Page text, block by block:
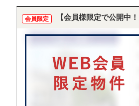
会員限定 【会員様限定で公開中！